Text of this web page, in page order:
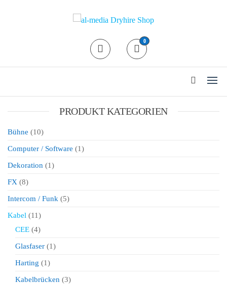
al-media Dryhire Shop
professionelle
Veranstaltungstechnik in Köln
24/7 Abholung / Rückgabe
0
PRODUKT KATEGORIEN
Bühne (10)
Computer / Software (1)
Dekoration (1)
FX (8)
Intercom / Funk (5)
Kabel (11)
CEE (4)
Glasfaser (1)
Harting (1)
Kabelbrücken (3)